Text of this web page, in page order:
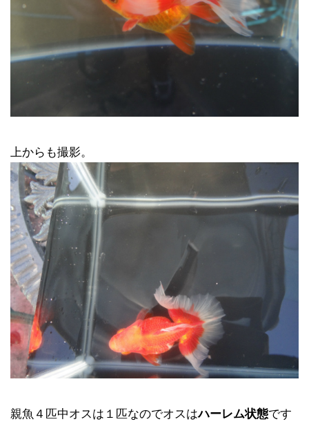
上からも撮影。
親魚４匹中オスは１匹なのでオスはハーレム状態です